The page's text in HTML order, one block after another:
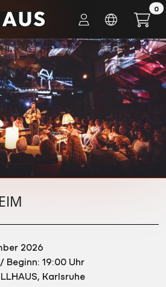
0
2026
/ Beginn: 19:00 Uhr
Karlsruhe